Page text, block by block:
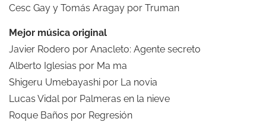
Cesc Gay y Tomás Aragay por Truman
Mejor música original
Javier Rodero por Anacleto: Agente secreto
Alberto Iglesias por Ma ma
Shigeru Umebayashi por La novia
Lucas Vidal por Palmeras en la nieve
Roque Baños por Regresión